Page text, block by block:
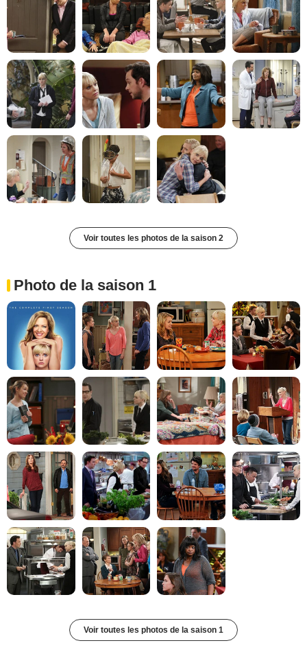
Voir toutes les photos de la saison 2
Photo de la saison 1
Voir toutes les photos de la saison 1